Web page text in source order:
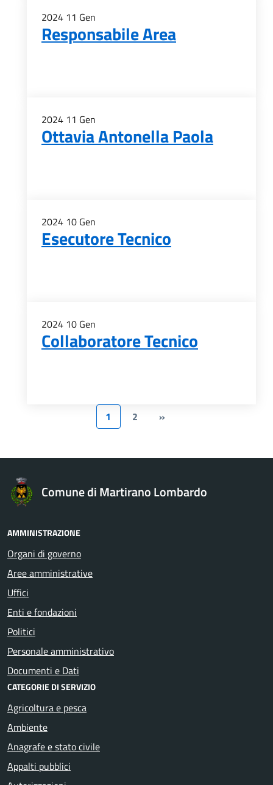
2024 11 Gen
Responsabile Area
2024 11 Gen
Ottavia Antonella Paola
2024 10 Gen
Esecutore Tecnico
2024 10 Gen
Collaboratore Tecnico
1 2 »
Comune di Martirano Lombardo
AMMINISTRAZIONE
Organi di governo
Aree amministrative
Uffici
Enti e fondazioni
Politici
Personale amministrativo
Documenti e Dati
CATEGORIE DI SERVIZIO
Agricoltura e pesca
Ambiente
Anagrafe e stato civile
Appalti pubblici